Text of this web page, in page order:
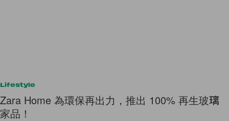
Lifestyle
Zara Home 為環保再出力，推出 100% 再生玻璃
家品！